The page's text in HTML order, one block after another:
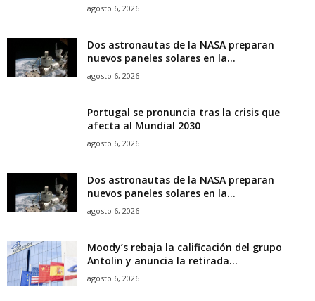
agosto 6, 2026
Dos astronautas de la NASA preparan
nuevos paneles solares en la...
agosto 6, 2026
Portugal se pronuncia tras la crisis que
afecta al Mundial 2030
agosto 6, 2026
Dos astronautas de la NASA preparan
nuevos paneles solares en la...
agosto 6, 2026
Moody’s rebaja la calificación del grupo
Antolin y anuncia la retirada...
agosto 6, 2026